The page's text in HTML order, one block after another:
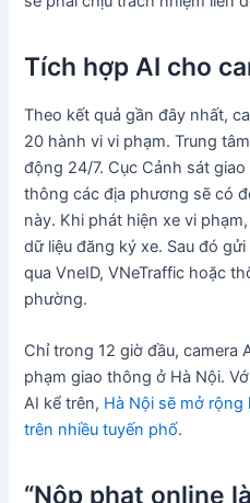
Tích hợp AI cho
Theo kết quả gần đây nhất,
20 hành vi vi phạm. Trung
động 24/7. Cục Cảnh sát
thông các địa phương sẽ có
này. Khi phát hiện xe vi
dữ liệu đăng ký xe. Sau đó
qua VneID, VNeTraffic hoặc
phường.
Chỉ trong 12 giờ đầu, camera
phạm giao thông ở Hà Nội.
AI kể trên, Hà Nội sẽ mở rộng
trên nhiều tuyến phố.
“Nộp phạt online